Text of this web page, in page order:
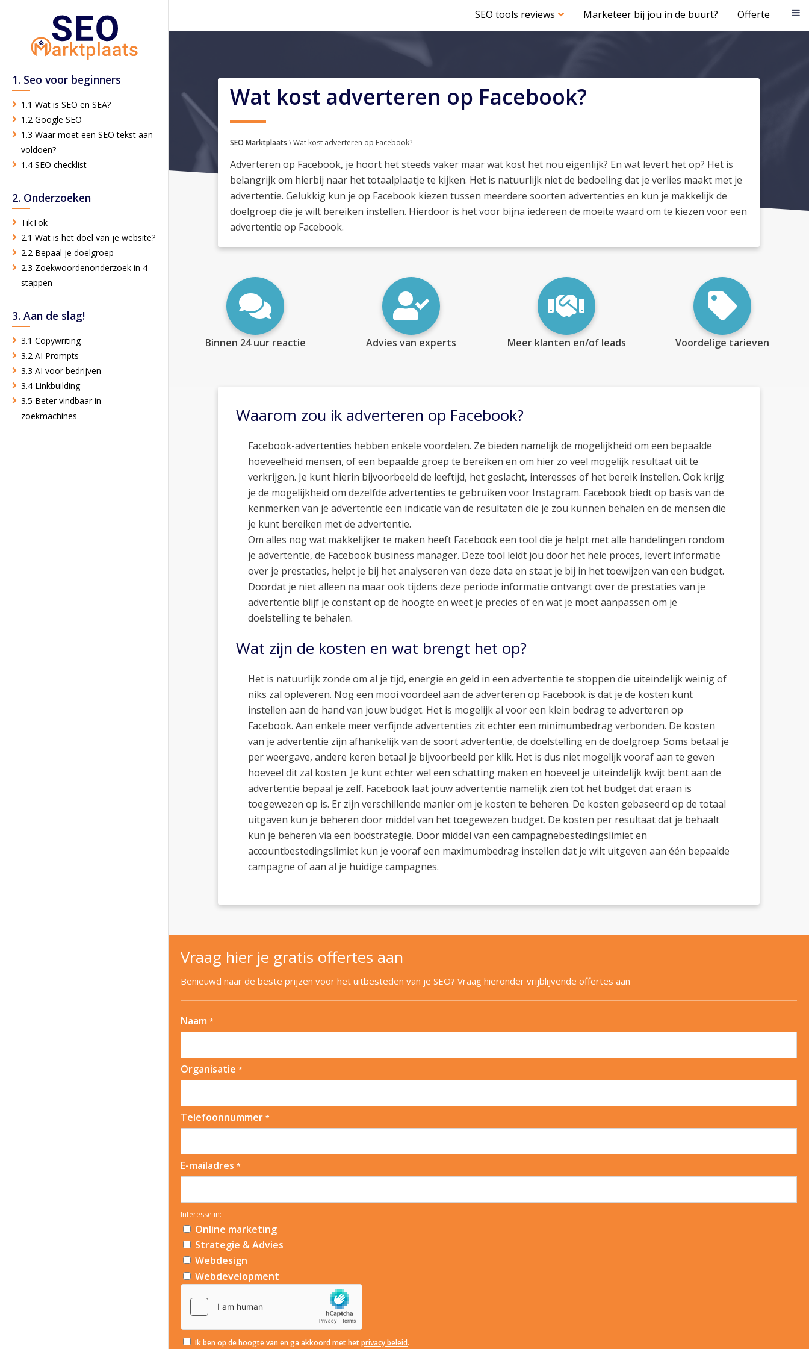
SEO tools reviews Marketeer bij jou in de buurt? Offerte
1. Seo voor beginners
1.1 Wat is SEO en SEA?
1.2 Google SEO
1.3 Waar moet een SEO tekst aan
voldoen?
1.4 SEO checklist
2. Onderzoeken
TikTok
2.1 Wat is het doel van je website?
2.2 Bepaal je doelgroep
2.3 Zoekwoordenonderzoek in 4
stappen
3. Aan de slag!
3.1 Copywriting
3.2 AI Prompts
3.3 AI voor bedrijven
3.4 Linkbuilding
3.5 Beter vindbaar in
zoekmachines
Wat kost adverteren op Facebook?
SEO Marktplaats \ Wat kost adverteren op Facebook?
Adverteren op Facebook, je hoort het steeds vaker maar wat kost het nou eigenlijk? En wat levert het op? Het is
belangrijk om hierbij naar het totaalplaatje te kijken. Het is natuurlijk niet de bedoeling dat je verlies maakt met je
advertentie. Gelukkig kun je op Facebook kiezen tussen meerdere soorten advertenties en kun je makkelijk de
doelgroep die je wilt bereiken instellen. Hierdoor is het voor bijna iedereen de moeite waard om te kiezen voor een
advertentie op Facebook.
Binnen 24 uur reactie Advies van experts Meer klanten en/of leads Voordelige tarieven
Waarom zou ik adverteren op Facebook?
Facebook-advertenties hebben enkele voordelen. Ze bieden namelijk de mogelijkheid om een bepaalde
hoeveelheid mensen, of een bepaalde groep te bereiken en om hier zo veel mogelijk resultaat uit te
verkrijgen. Je kunt hierin bijvoorbeeld de leeftijd, het geslacht, interesses of het bereik instellen. Ook krijg
je de mogelijkheid om dezelfde advertenties te gebruiken voor Instagram. Facebook biedt op basis van de
kenmerken van je advertentie een indicatie van de resultaten die je zou kunnen behalen en de mensen die
je kunt bereiken met de advertentie.
Om alles nog wat makkelijker te maken heeft Facebook een tool die je helpt met alle handelingen rondom
je advertentie, de Facebook business manager. Deze tool leidt jou door het hele proces, levert informatie
over je prestaties, helpt je bij het analyseren van deze data en staat je bij in het toewijzen van een budget.
Doordat je niet alleen na maar ook tijdens deze periode informatie ontvangt over de prestaties van je
advertentie blijf je constant op de hoogte en weet je precies of en wat je moet aanpassen om je
doelstelling te behalen.
Wat zijn de kosten en wat brengt het op?
Het is natuurlijk zonde om al je tijd, energie en geld in een advertentie te stoppen die uiteindelijk weinig of
niks zal opleveren. Nog een mooi voordeel aan de adverteren op Facebook is dat je de kosten kunt
instellen aan de hand van jouw budget. Het is mogelijk al voor een klein bedrag te adverteren op
Facebook. Aan enkele meer verfijnde advertenties zit echter een minimumbedrag verbonden. De kosten
van je advertentie zijn afhankelijk van de soort advertentie, de doelstelling en de doelgroep. Soms betaal je
per weergave, andere keren betaal je bijvoorbeeld per klik. Het is dus niet mogelijk vooraf aan te geven
hoeveel dit zal kosten. Je kunt echter wel een schatting maken en hoeveel je uiteindelijk kwijt bent aan de
advertentie bepaal je zelf. Facebook laat jouw advertentie namelijk zien tot het budget dat eraan is
toegewezen op is. Er zijn verschillende manier om je kosten te beheren. De kosten gebaseerd op de totaal
uitgaven kun je beheren door middel van het toegewezen budget. De kosten per resultaat dat je behaalt
kun je beheren via een bodstrategie. Door middel van een campagnebestedingslimiet en
accountbestedingslimiet kun je vooraf een maximumbedrag instellen dat je wilt uitgeven aan één bepaalde
campagne of aan al je huidige campagnes.
Vraag hier je gratis offertes aan
Benieuwd naar de beste prijzen voor het uitbesteden van je SEO? Vraag hieronder vrijblijvende offertes aan
Naam *
Organisatie *
Telefoonnummer *
E-mailadres *
Interesse in:
Online marketing
Strategie & Advies
Webdesign
Webdevelopment
Ik ben op de hoogte van en ga akkoord met hetprivacy beleid.